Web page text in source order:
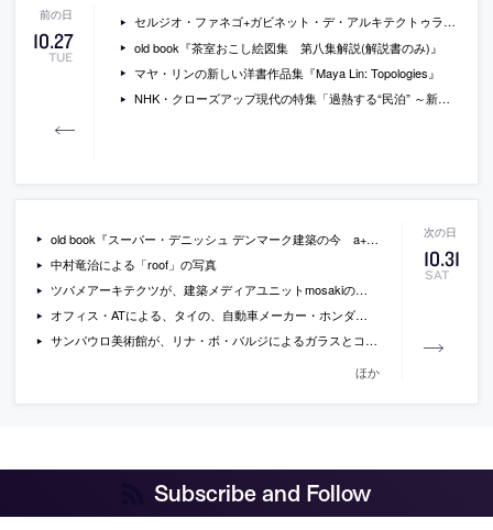
10.27
TUE
セルジオ・ファネゴ+ガビネット・デ・アルキテクトゥラによる、パラグアイの住宅「Fanego House」の写真など
old book『茶室おこし絵図集 第八集解説(解説書のみ)』
マヤ・リンの新しい洋書作品集『Maya Lin: Topologies』
NHK・クローズアップ現代の特集「過熱する“民泊” ～新たなおもてなしのかたち～」の内容
10.31
SAT
old book『スーパー・デニッシュ デンマーク建築の今 a+u 2012年10月号』
中村竜治による「roof」の写真
ツバメアーキテクツが、建築メディアユニットmosakiのために開発した「マイパブリック屋台」
オフィス・ATによる、タイの、自動車メーカー・ホンダの、近未来的なショールームの写真
サンパウロ美術館が、リナ・ボ・バルジによるガラスとコンクリート製の展示台を、企画展のために復刻
ほか
Subscribe and Follow